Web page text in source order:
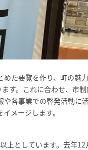
た要覧を作り、町の魅
す。これに合わせ、市
各事業での啓発活動に
メージします。
上としています。去年